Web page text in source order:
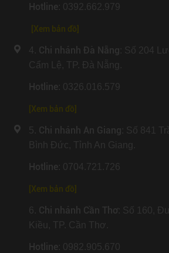
Hotline: 0392.662.979
[Xem bản đồ]
4. Chi nhánh Đà Nẵng: Số 204
Cẩm Lệ, TP. Đà Nẵng.
Hotline: 0326.016.579
Xem bản đồ
5. Chi nhánh An Giang: Số 841
Bình Đức, Tỉnh An Giang.
Hotline: 0704.721.726
Xem bản đồ
6. Chi nhánh Cần Thơ: Số 160,
Kiều, TP. Cần Thơ.
Hotline: 0982.905.670